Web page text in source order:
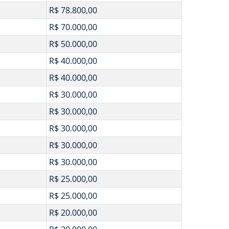
R$ 78.800,00
R$ 70.000,00
R$ 50.000,00
R$ 40.000,00
R$ 40.000,00
R$ 30.000,00
R$ 30.000,00
R$ 30.000,00
R$ 30.000,00
R$ 30.000,00
R$ 25.000,00
R$ 25.000,00
R$ 20.000,00